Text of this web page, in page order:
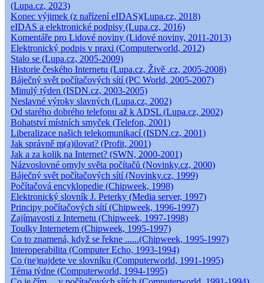
(Lupa.cz, 2023)
Konec výjimek (z nařízení eIDAS)(Lupa.cz, 2018)
eIDAS a elektronické podpisy (Lupa.cz, 2016)
Komentáře pro Lidové noviny (Lidové noviny, 2011-2013)
Elektronický podpis v praxi (Computerworld, 2012)
Stalo se (Lupa.cz, 2005-2009)
Historie českého Internetu (Lupa.cz, Živě .cz, 2005-2008)
Báječný svět počítačových sítí (PC World, 2005-2007)
Minulý týden (ISDN.cz, 2003-2005)
Neslavné výroky slavných (Lupa.cz, 2002)
Od starého dobrého telefonu až k ADSL (Lupa.cz, 2002)
Bohatství místních smyček (Telefon, 2001)
Liberalizace našich telekomunikací (ISDN.cz, 2001)
Jak správně m(a)ilovat? (Profit, 2001)
Jak a za kolik na Internet? (SWN, 2000-2001)
Názvoslovné omyly světa počítačů (Novinky.cz, 2000)
Báječný svět počítačových sítí (Novinky.cz, 1999)
Počítačová encyklopedie (Chipweek, 1998)
Elektronický slovník J. Peterky (Media server, 1997)
Principy počítačových sítí (Chipweek, 1996-1997)
Zajímavosti z Internetu (Chipweek, 1997-1998)
Toulky Internetem (Chipweek, 1995-1997)
Co to znamená, když se řekne ......(Chipweek, 1995-1997)
Interoperabilita (Computer Echo, 1993-1994)
Co (ne)najdete ve slovníku (Computerworld, 1991-1995)
Téma týdne (Computerworld, 1994-1995)